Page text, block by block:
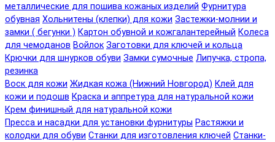
металлические для пошива кожаных изделий Фурнитура
обувная Хольнитены (клепки) для кожи Застежки-молнии и
замки ( бегунки ) Картон обувной и кожгалантерейный Колеса
для чемоданов Войлок Заготовки для ключей и кольца
Крючки для шнурков обуви Замки сумочные Липучка, стропа,
резинка
Воск для кожи Жидкая кожа (Нижний Новгород) Клей для
кожи и подошв Краска и аппретура для натуральной кожи
Крем финишный для натуральной кожи
Пресса и насадки для установки фурнитуры Растяжки и
колодки для обуви Станки для изготовления ключей Станки-